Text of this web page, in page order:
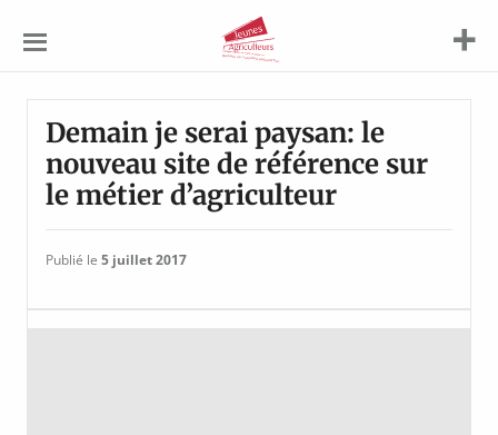
Agriculteurs
Demain je serai paysan: le
nouveau site de référence sur
le métier d’agriculteur
Publié le 5 juillet 2017